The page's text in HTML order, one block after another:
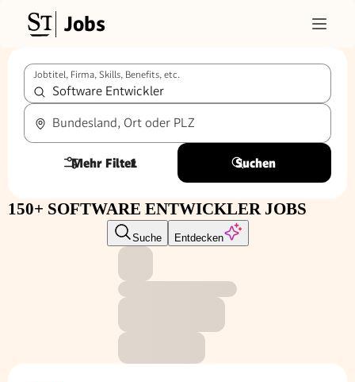
Jobs
Jobtitel, Firma, Skills, Benefits, etc.
Bundesland, Ort oder PLZ
Mehr Filter
1 Suchen
150+ SOFTWARE ENTWICKLER JOBS
Suche Entdecken